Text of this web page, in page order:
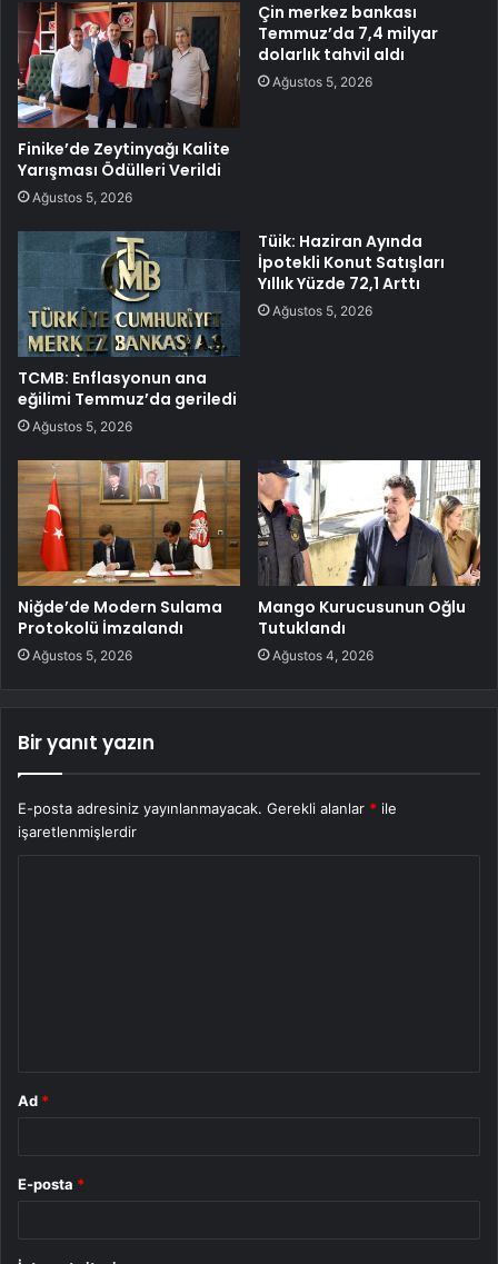
Finike’de Zeytinyağı Kalite
Yarışması Ödülleri Verildi
Ağustos 5, 2026
Çin merkez bankası
Temmuz’da 7,4 milyar
dolarlık tahvil aldı
Ağustos 5, 2026
TCMB: Enflasyonun ana
eğilimi Temmuz’da geriledi
Ağustos 5, 2026
Tüik: Haziran Ayında
İpotekli Konut Satışları
Yıllık Yüzde 72,1 Arttı
Ağustos 5, 2026
Niğde’de Modern Sulama
Protokolü İmzalandı
Ağustos 5, 2026
Mango Kurucusunun Oğlu
Tutuklandı
Ağustos 4, 2026
Bir yanıt yazın
E-posta adresiniz yayınlanmayacak. Gerekli alanlar * ile
işaretlenmişlerdir
Ad *
E-posta *